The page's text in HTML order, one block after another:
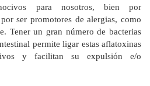
para nosotros, bien por
ser promotores de alergias, como
Tener un gran número de bacterias
permite ligar estas aflatoxinas
y facilitan su expulsión e/o